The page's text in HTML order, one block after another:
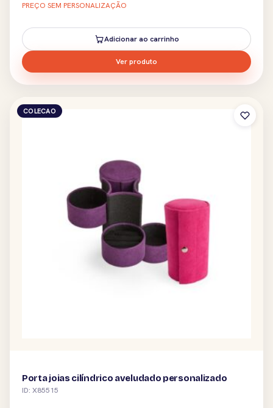
PREÇO SEM PERSONALIZAÇÃO
Adicionar ao carrinho
Ver produto
COLECAO
Porta joias cilíndrico aveludado personalizado
ID: X85515